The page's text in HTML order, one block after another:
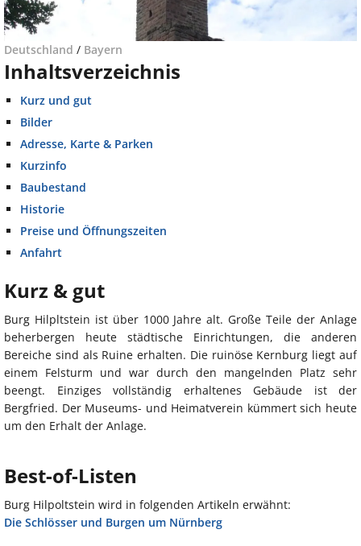
Deutschland / Bayern
Inhaltsverzeichnis
Kurz und gut
Bilder
Adresse, Karte & Parken
Kurzinfo
Baubestand
Historie
Preise und Öffnungszeiten
Anfahrt
Kurz & gut
Burg Hilpltstein ist über 1000 Jahre alt. Große Teile der Anlage
beherbergen heute städtische Einrichtungen, die anderen
Bereiche sind als Ruine erhalten. Die ruinöse Kernburg liegt auf
einem Felsturm und war durch den mangelnden Platz sehr
beengt. Einziges vollständig erhaltenes Gebäude ist der
Bergfried. Der Museums- und Heimatverein kümmert sich heute
um den Erhalt der Anlage.
Best-of-Listen
Burg Hilpoltstein wird in folgenden Artikeln erwähnt:
Die Schlösser und Burgen um Nürnberg